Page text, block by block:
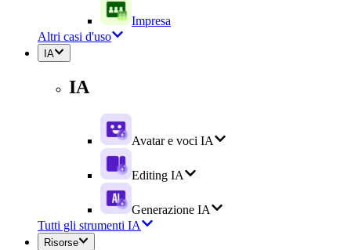
Impresa
Altri casi d'uso
IA
IA
Avatar e voci IA
Editing IA
Generazione IA
Tutti gli strumenti IA
Risorse